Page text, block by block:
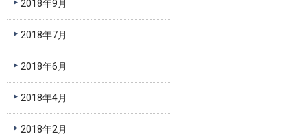
2018年9月
2018年7月
2018年6月
2018年4月
2018年2月